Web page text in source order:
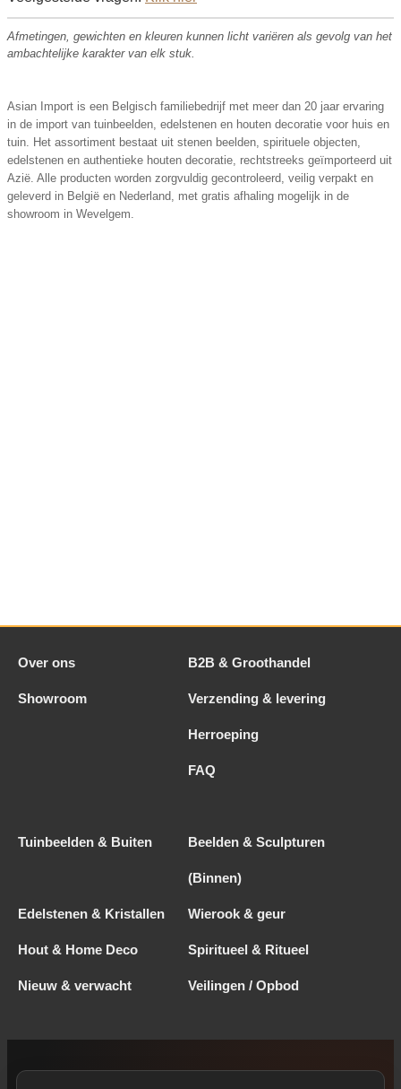
Afmetingen, gewichten en kleuren kunnen licht variëren als gevolg van het
ambachtelijke karakter van elk stuk.
Asian Import is een Belgisch familiebedrijf met meer dan 20 jaar ervaring
in de import van tuinbeelden, edelstenen en houten decoratie voor huis en
tuin. Het assortiment bestaat uit stenen beelden, spirituele objecten,
edelstenen en authentieke houten decoratie, rechtstreeks geïmporteerd uit
Azië. Alle producten worden zorgvuldig gecontroleerd, veilig verpakt en
geleverd in België en Nederland, met gratis afhaling mogelijk in de
showroom in Wevelgem.
Over ons B2B & Groothandel
Showroom Verzending & levering
Herroeping
FAQ
Tuinbeelden & Buiten Beelden & Sculpturen
(Binnen)
Edelstenen & Kristallen Wierook & geur
Hout & Home Deco Spiritueel & Ritueel
Nieuw & verwacht Veilingen / Opbod